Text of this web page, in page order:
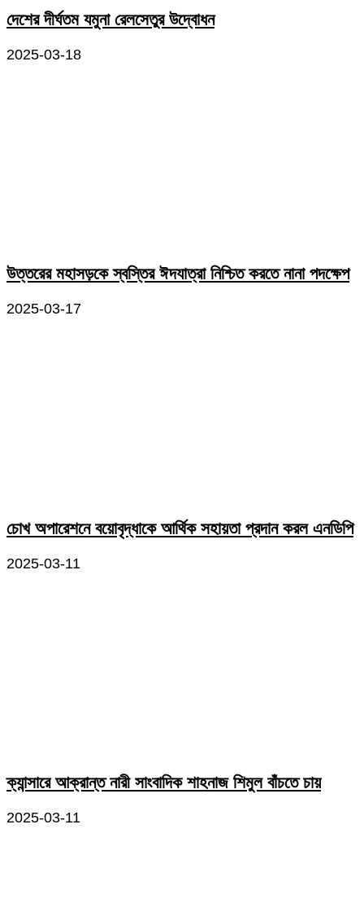
দেশের দীর্ঘতম যমুনা রেলসেতুর উদ্বোধন
2025-03-18
উত্তরের মহাসড়কে স্বস্তির ঈদযাত্রা নিশ্চিত করতে নানা পদক্ষেপ
2025-03-17
চোখ অপারেশনে বয়োবৃদ্ধাকে আর্থিক সহায়তা প্রদান করল এনডিপি
2025-03-11
ক্যান্সারে আক্রান্ত নারী সাংবাদিক শাহনাজ শিমুল বাঁচতে চায়
2025-03-11